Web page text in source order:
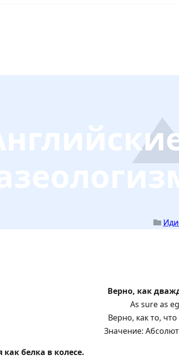
Верно, как
As sure as
Верно, как то,
Значение:
как белка в колесе.